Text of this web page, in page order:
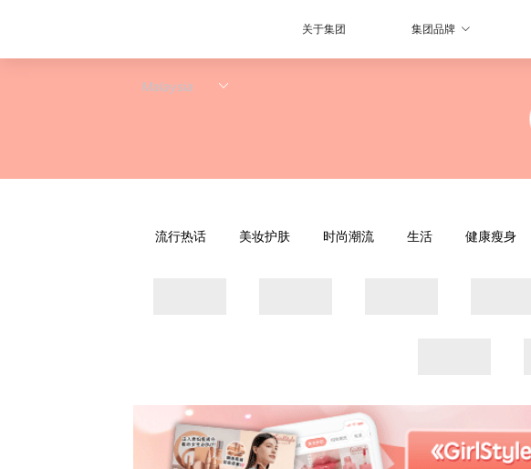
关于集团 集团品牌
流行热话 美妆护肤 时尚潮流 生活 健康瘦身